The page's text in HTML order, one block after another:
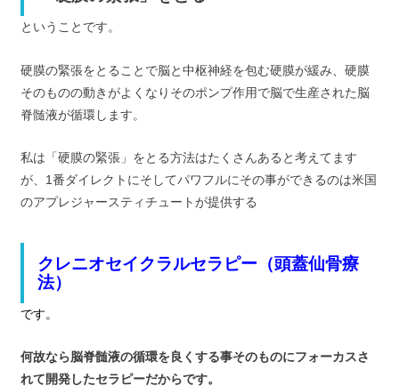
ということです。
硬膜の緊張をとることで脳と中枢神経を包む硬膜が緩み、硬膜
そのものの動きがよくなりそのポンプ作用で脳で生産された脳
脊髄液が循環します。
私は「硬膜の緊張」をとる方法はたくさんあると考えてます
が、1番ダイレクトにそしてパワフルにその事ができるのは米国
のアプレジャースティチュートが提供する
クレニオセイクラルセラピー（頭蓋仙骨療
法）
です。
何故なら脳脊髄液の循環を良くする事そのものにフォーカスさ
れて開発したセラピーだからです。